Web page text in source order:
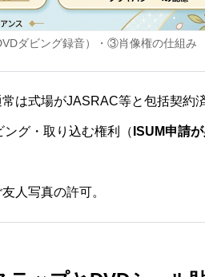
ダビング録音）・③肖像権の仕組み
は式場がJASRAC等と包括契約済
グ・取り込む権利（ ISUM申請
人写真の許可。